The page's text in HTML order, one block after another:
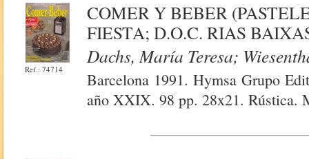
Ref.: 74714
COMER Y BEBER
FIESTA; D.O.C. RIAS
Dachs, María Teresa;
Barcelona 1991. Hymsa Grupo
año XXIX. 98 pp. 28x21. Rústica.